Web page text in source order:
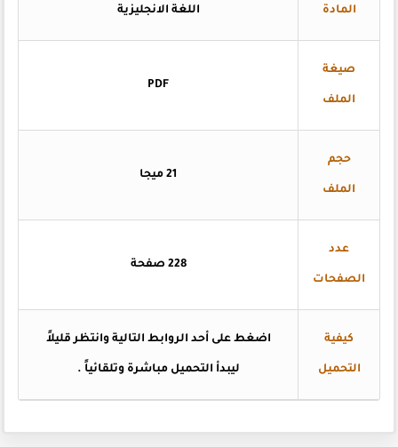
المادة اللغة الانجليزية
صيغة
الملف
PDF
حجم
الملف
عدد
الصفحات
228 صفحة
كيفية
التحميل
اضغطعلى أحد الروابط التالية وانتظر قليلاً
ليبدأ التحميل مباشرة وتلقائياً.